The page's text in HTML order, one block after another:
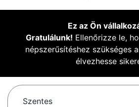
Ez az Ön
Gratulálunk! Ellenőrizze le,
népszerűsítéshez szükséges
élvezhesse
Szentes